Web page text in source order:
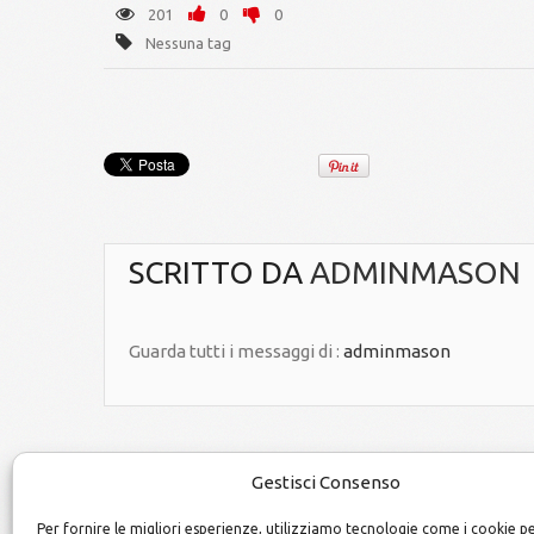
Gestisci Consenso
Per fornire le migliori esperienze, utilizziamo tecnologie come i cookie
201 0
0
Nessuna tag
SCRITTO DA ADMINMASON
Guarda tutti i messaggi di : adminmason